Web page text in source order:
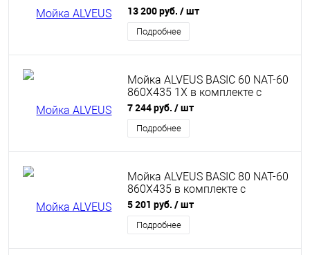
сифоном 1011717
13 200 руб. / шт
Подробнее
Мойка ALVEUS BASIC 60 NAT-60
860X435 1X в комплекте с
сифоном 1011717
7 244 руб. / шт
Подробнее
Мойка ALVEUS BASIC 80 NAT-60
860X435 в комплекте с
сифоном 1071237
5 201 руб. / шт
Подробнее